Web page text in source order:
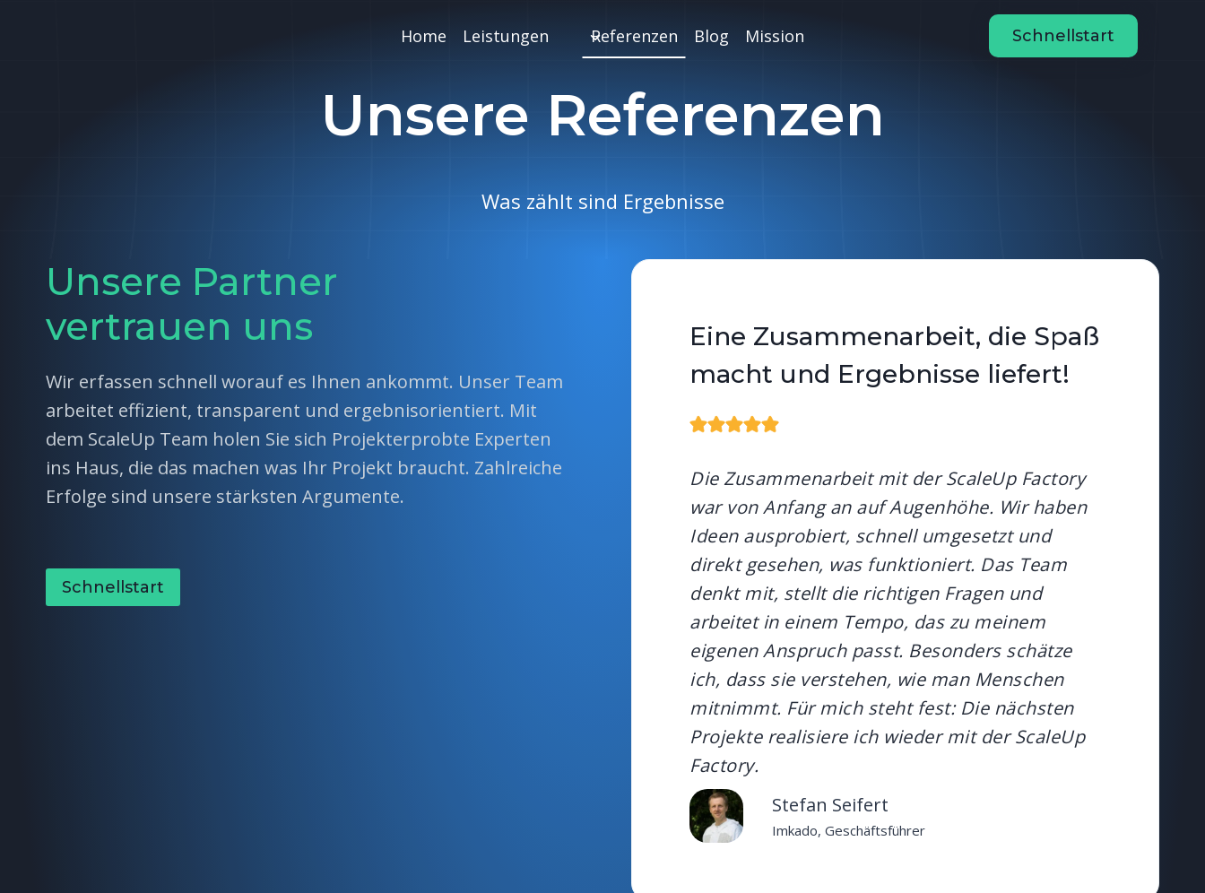
Home Leistungen Referenzen Blog Mission Schnellstart
Unsere Referenzen
Was zählt sind Ergebnisse
Unsere Partner
vertrauen uns
Wir erfassen schnell worauf es Ihnen ankommt. Unser Team
arbeitet effizient, transparent und ergebnisorientiert. Mit
dem ScaleUp Team holen Sie sich Projekterprobte Experten
ins Haus, die das machen was Ihr Projekt braucht. Zahlreiche
Erfolge sind unsere stärksten Argumente.
Schnellstart
Eine Zusammenarbeit, die Spaß
macht und Ergebnisse liefert!
Die Zusammenarbeit mit der ScaleUp Factory
war von Anfang an auf Augenhöhe. Wir haben
Ideen ausprobiert, schnell umgesetzt und
direkt gesehen, was funktioniert. Das Team
denkt mit, stellt die richtigen Fragen und
arbeitet in einem Tempo, das zu meinem
eigenen Anspruch passt. Besonders schätze
ich, dass sie verstehen, wie man Menschen
mitnimmt. Für mich steht fest: Die nächsten
Projekte realisiere ich wieder mit der ScaleUp
Factory.
Stefan Seifert
Imkado, Geschäftsführer